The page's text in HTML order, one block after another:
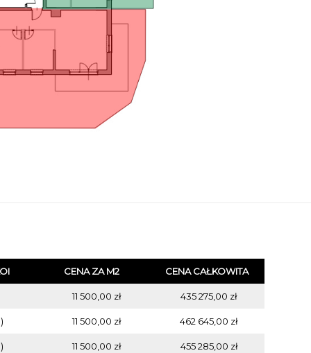
CENA ZA M2 CENA CAŁKOWITA
11 500,00 zł 435 275,00 zł
11 500,00 zł 462 645,00 zł
11 500,00 zł 455 285,00 zł